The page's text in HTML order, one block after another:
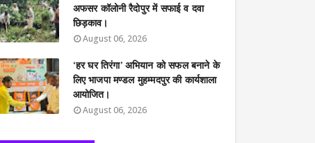
अफसर कॉलोनी रैदोपुर में सफाई व दवा
छिड़काव।
August 06, 2026
‘हर घर तिरंगा’ अभियान को सफल बनाने के
लिए भाजपा मण्डल मुहम्मदपुर की कार्यशाला
आयोजित।
August 06, 2026